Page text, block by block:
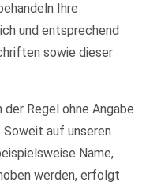
Ihre
und entsprechend
sowie dieser
Regel ohne Angabe
auf unseren
Name,
werden, erfolgt